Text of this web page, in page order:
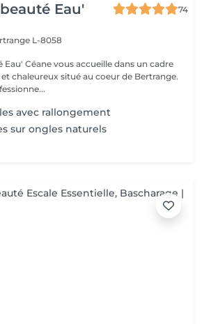
Eau'
74
L-8058
Céane vous accueille dans un cadre
chaleureux situé au coeur de Bertrange.
avec rallongement
sur ongles naturels